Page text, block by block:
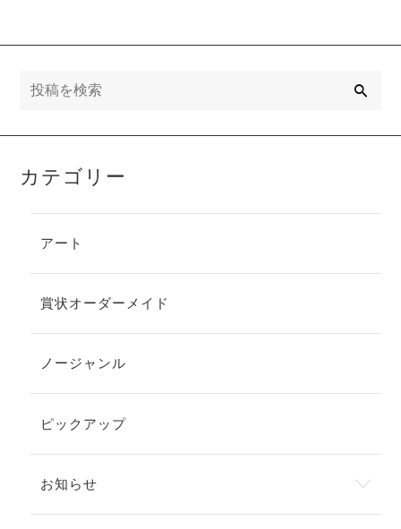
カテゴリー
アート
賞状オーダーメイド
ノージャンル
ピックアップ
お知らせ